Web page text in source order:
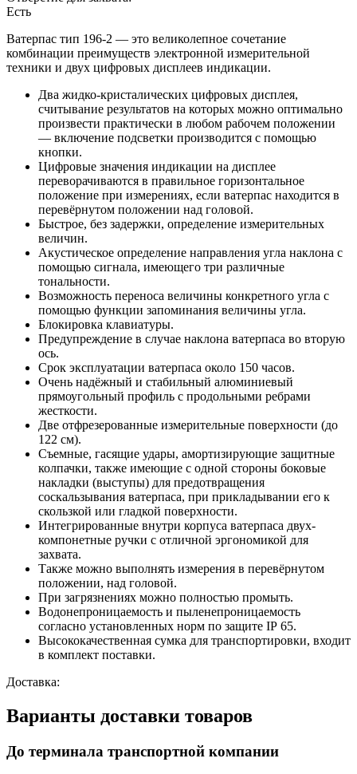
Есть
Ватерпас тип 196-2 — это великолепное сочетание
комбинации преимуществ электронной измерительной
техники и двух цифровых дисплеев индикации.
Два жидко-кристалических цифровых дисплея,
считывание результатов на которых можно оптимально
произвести практически в любом рабочем положении
— включение подсветки производится с помощью
кнопки.
Цифровые значения индикации на дисплее
переворачиваются в правильное горизонтальное
положение при измерениях, если ватерпас находится в
перевёрнутом положении над головой.
Быстрое, без задержки, определение измерительных
величин.
Акустическое определение направления угла наклона с
помощью сигнала, имеющего три различные
тональности.
Возможность переноса величины конкретного угла с
помощью функции запоминания величины угла.
Блокировка клавиатуры.
Предупреждение в случае наклона ватерпаса во вторую
ось.
Срок эксплуатации ватерпаса около 150 часов.
Очень надёжный и стабильный алюминиевый
прямоугольный профиль с продольными ребрами
жесткости.
Две отфрезерованные измерительные поверхности (до
122 см).
Съемные, гасящие удары, амортизирующие защитные
колпачки, также имеющие с одной стороны боковые
накладки (выступы) для предотвращения
соскальзывания ватерпаса, при прикладывании его к
скользкой или гладкой поверхности.
Интегрированные внутри корпуса ватерпаса двух-
компонетные ручки с отличной эргономикой для
захвата.
Также можно выполнять измерения в перевёрнутом
положении, над головой.
При загрязнениях можно полностью промыть.
Водонепроницаемость и пыленепроницаемость
согласно установленных норм по защите IP 65.
Высококачественная сумка для транспортировки, входит
в комплект поставки.
Доставка:
Варианты доставки товаров
До терминала транспортной компании